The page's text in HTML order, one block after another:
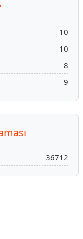
10
10
8
9
36712